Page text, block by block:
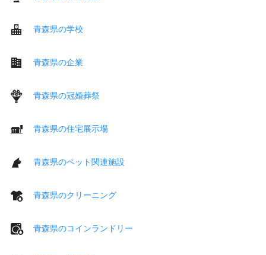
青森県の学校
青森県の企業
青森県の冠婚葬祭
青森県の住宅展示場
青森県のペット関連施設
青森県のクリーニング
青森県のコインランドリー